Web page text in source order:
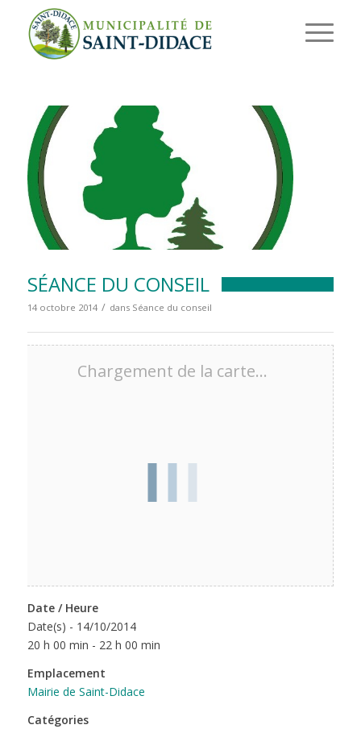
SÉANCE DU CONSEIL
14 octobre 2014 / dans Séance du conseil
Chargement de la carte…
Date / Heure
Date(s) - 14/10/2014
20 h 00 min - 22 h 00 min
Emplacement
Mairie de Saint-Didace
Catégories